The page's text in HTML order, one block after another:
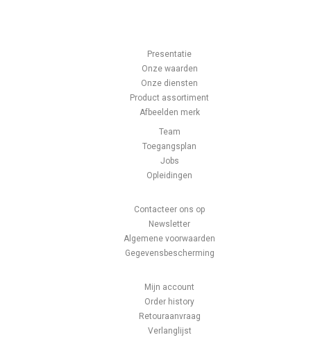
Presentatie
Onze waarden
Onze diensten
Product assortiment
Afbeelden merk
Team
Toegangsplan
Jobs
Opleidingen
Contacteer ons op
Newsletter
Algemene voorwaarden
Gegevensbescherming
Mijn account
Order history
Retouraanvraag
Verlanglijst